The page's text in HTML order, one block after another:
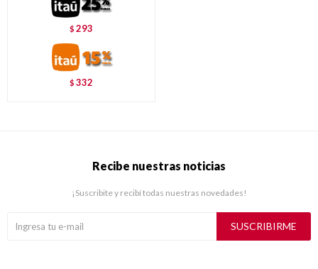
$293
$332
Recibe nuestras noticias
¡Suscribite y recibí todas nuestras novedades!
SUSCRIBIRME